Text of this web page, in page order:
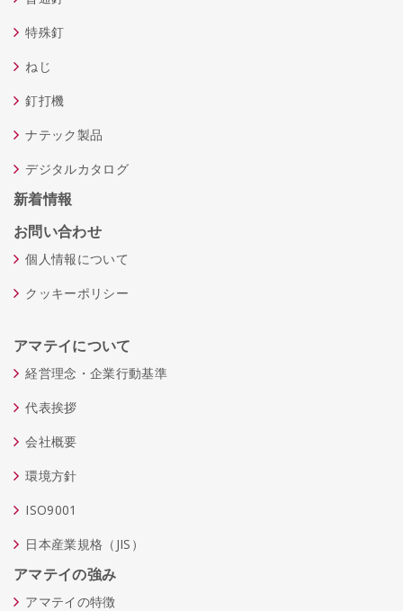
特殊釘
ねじ
釘打機
ナテック製品
デジタルカタログ
新着情報
お問い合わせ
個人情報について
クッキーポリシー
アマテイについて
経営理念・企業行動基準
代表挨拶
会社概要
環境方針
ISO9001
日本産業規格（JIS）
アマテイの強み
アマテイの特徴